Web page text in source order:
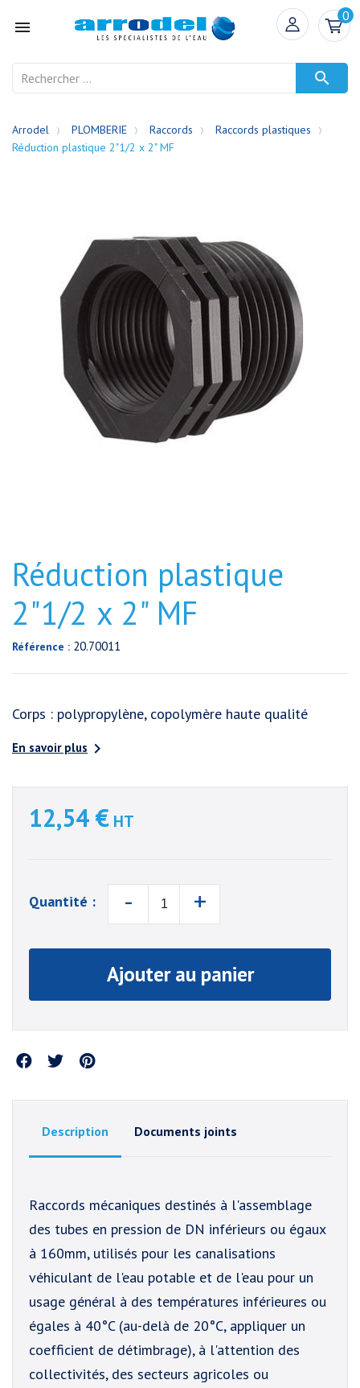

0

Arrodel PLOMBERIE Raccords
Raccords plastiques
Réduction plastique 2"1/2 x 2" MF
Réduction plastique
2"1/2 x 2" MF
Référence : 20.70011
Corps : polypropylène, copolymère haute qualité
En savoir plus 
12,54 € HT
Quantité : - +
Ajouter au panier
Partager
Description Documents joints
Raccords mécaniques destinés à l'assemblage
des tubes en pression de DN inférieurs ou égaux
à 160mm, utilisés pour les canalisations
véhiculant de l'eau potable et de l'eau pour un
usage général à des températures inférieures ou
égales à 40°C (au-delà de 20°C, appliquer un
coefficient de détimbrage), à l'attention des
collectivités, des secteurs agricoles ou